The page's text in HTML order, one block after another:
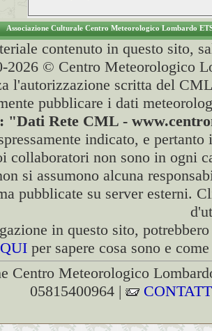
Associazione Culturale Centro Meteorologico Lombardo
contenuto in questo sito,
2026 © Centro Meteorologico
l'autorizzazione scritta del
pubblicare i dati
"Dati Rete CML -
indicato, e
collaboratori non sono in ogni
si assumono alcuna
pubblicate su server esterni.
in questo sito,
QUI per sapere cosa sono e
Centro Meteorologico
05815400964 |